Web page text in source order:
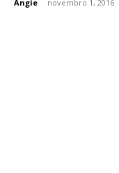
Angie - novembro 1, 2016